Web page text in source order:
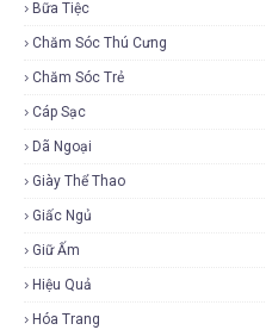
Bữa Tiệc
Chăm Sóc Thú Cưng
Chăm Sóc Trẻ
Cáp Sạc
Dã Ngoại
Giày Thể Thao
Giấc Ngủ
Giữ Ấm
Hiệu Quả
Hóa Trang